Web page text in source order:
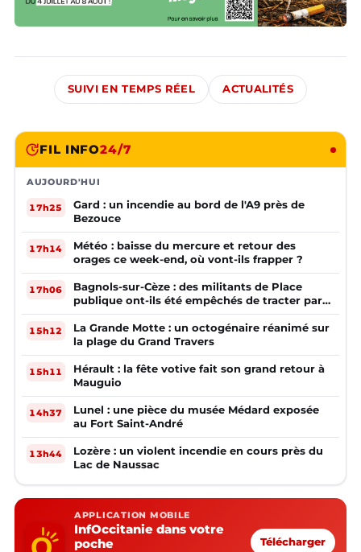
SUIVI EN TEMPS RÉEL ACTUALITÉS
FIL INFO24/7
AUJOURD'HUI
17h25
Gard : un incendie au bord de l'A9 près de
Bezouce
17h14
Météo : baisse du mercure et retour des
orages ce week-end, où vont-ils frapper ?
17h06
Bagnols-sur-Cèze : des militants de Place
publique ont-ils été empêchés de tracter par
la mairie ?
15h12
La Grande Motte : un octogénaire réanimé sur
la plage du Grand Travers
15h11
Hérault : la fête votive fait son grand retour à
Mauguio
14h37
Lunel : une pièce du musée Médard exposée
au Fort Saint-André
13h44
Lozère : un violent incendie en cours près du
Lac de Naussac
APPLICATION MOBILE
InfOccitanie dans votre
poche
Télécharger